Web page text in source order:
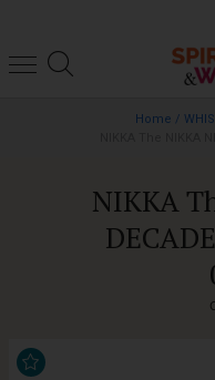
Home /
NIKKA